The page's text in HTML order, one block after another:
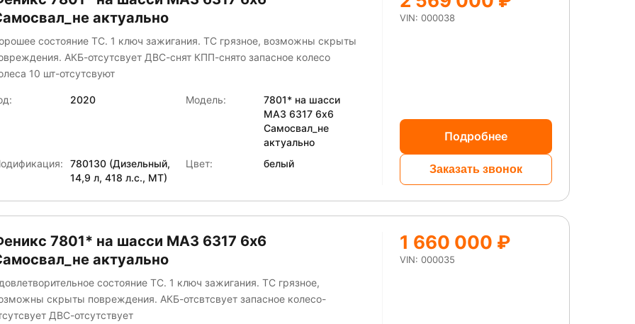
Центр
Туймазинский завод автобетоновозов
актуально
состояние ТС. 1 ключ зажигания. ТС грязное, возможны скрыты
АКБ-отсутсвует ДВС-снят КПП-снято запасное колесо
10 шт-отсутсвуют
2020 Модель:
7801* на шасси
МАЗ 6317 6x6
Самосвал_не
актуально
780130 (Дизельный,
14,9 л, 418 л.с., МТ)
Цвет: белый
VIN: 000038
Подробнее
Заказать звонок
7801* на шасси МАЗ 6317 6x6
актуально
состояние ТС. 1 ключ зажигания. ТС грязное,
скрыты повреждения. АКБ-отсвтсвует запасное колесо-
ДВС-отсутствует
1 660 000 ₽
VIN: 000035